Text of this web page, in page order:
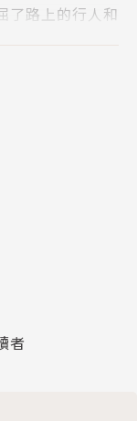
了路上的行人和
都會呼──的被
他原本叫做
出口成ㄗㄤ，
能，所以想出
何接招？校長
利？
cats and d
一、沒有人是
是一座孤島，
者